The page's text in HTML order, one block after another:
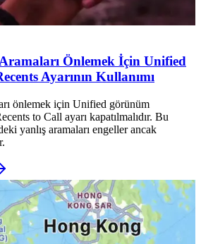
Önlemek İçin Unified
Ayarının Kullanımı
önlemek için Unified görünüm
to Call ayarı kapatılmalıdır. Bu
yanlış aramaları engeller ancak